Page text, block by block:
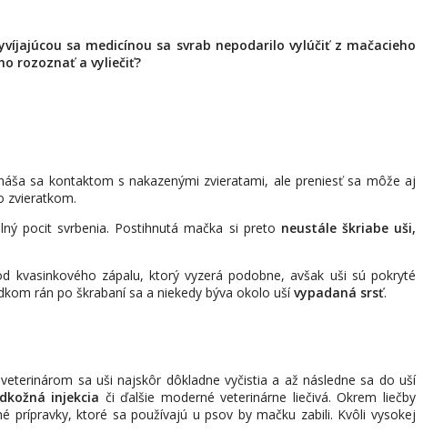
sa medicínou sa svrab nepodarilo vylúčiť z mačacieho
rozoznať a vyliečiť?
sa kontaktom s nakazenými zvieratami, ale preniesť sa môže aj
zvieratkom.
pocit svrbenia. Postihnutá mačka si preto neustále škriabe uši,
kvasinkového zápalu, ktorý vyzerá podobne, avšak uši sú pokryté
rán po škrabaní sa a niekedy býva okolo ušívypadaná srsť.
sa uši najskôr dôkladne vyčistia a až následne sa do uší
injekcia či ďalšie moderné veterinárne liečivá. Okrem liečby
prípravky, ktoré sa používajú u psov by mačku zabili. Kvôli vysokej